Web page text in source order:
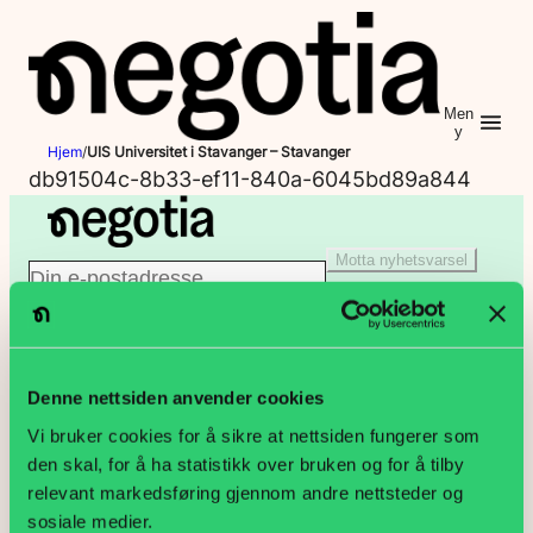
Denne nettsiden anvender cookies
Vi bruker cookies for å sikre at nettsiden fungerer som
den skal, for å ha statistikk over bruken og for å tilby
relevant markedsføring gjennom andre nettsteder og
sosiale medier.
innhold
Men
y
Hjem/UIS Universitet i Stavanger – Stavanger
db91504c-8b33-ef11-840a-6045bd89a844
E
p
o
s
Motta nyhetsvarsel
Klikk for å starte verifiseringen
PB 9187 Grønland, 0187 Oslo
Lakkegata 23, 0134 Oslo